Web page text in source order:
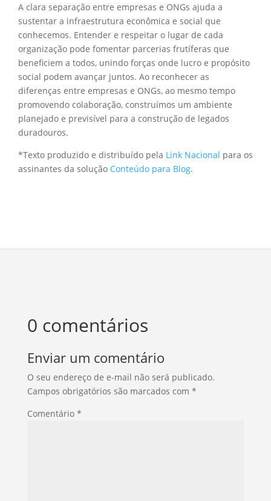
A clara separação entre empresas e ONGs ajuda a
sustentar a infraestrutura econômica e social que
conhecemos. Entender e respeitar o lugar de cada
organização pode fomentar parcerias frutíferas que
beneficiem a todos, unindo forças onde lucro e propósito
social podem avançar juntos. Ao reconhecer as
diferenças entre empresas e ONGs, ao mesmo tempo
promovendo colaboração, construímos um ambiente
planejado e previsível para a construção de legados
duradouros.
*Texto produzido e distribuído pela Link Nacional para os
assinantes da solução Conteúdo para Blog.
0 comentários
Enviar um comentário
O seu endereço de e-mail não será publicado.
Campos obrigatórios são marcados com *
Comentário *